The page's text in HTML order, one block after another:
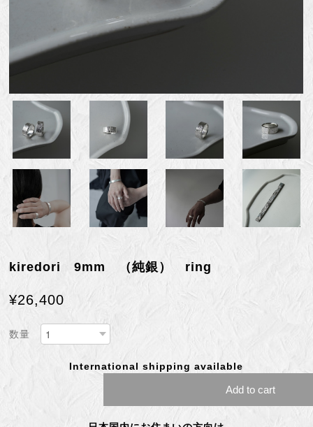
kiredori 9mm （純銀） ring
¥26,400
数量
International shipping available
Add to cart